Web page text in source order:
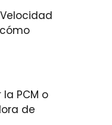
PCM o
de